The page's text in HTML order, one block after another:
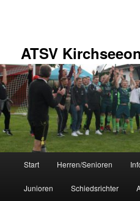
ATSV
Start Herren/Senioren
Junioren Schiedsrichter